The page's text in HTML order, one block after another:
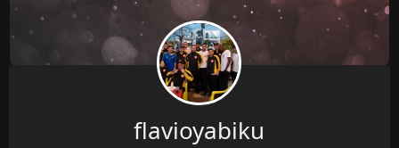
flavioyabiku